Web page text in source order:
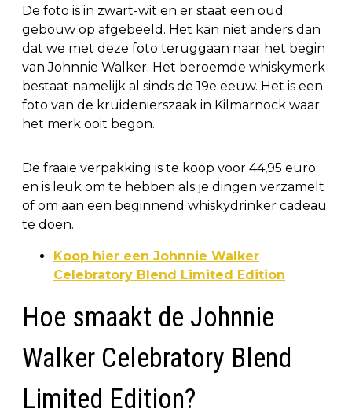
De foto is in zwart-wit en er staat een oud
gebouw op afgebeeld. Het kan niet anders dan
dat we met deze foto teruggaan naar het begin
van Johnnie Walker. Het beroemde whiskymerk
bestaat namelijk al sinds de 19e eeuw. Het is een
foto van de kruidenierszaak in Kilmarnock waar
het merk ooit begon.
De fraaie verpakking is te koop voor 44,95 euro
en is leuk om te hebben als je dingen verzamelt
of om aan een beginnend whiskydrinker cadeau
te doen.
Koop hier een Johnnie Walker
Celebratory Blend Limited Edition
Hoe smaakt de Johnnie
Walker Celebratory Blend
Limited Edition?